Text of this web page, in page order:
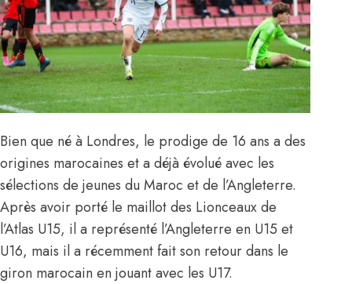
Bien que né à Londres, le prodige de 16 ans a des
origines marocaines et a déjà évolué avec les
sélections de jeunes du Maroc et de l’Angleterre.
Après avoir porté le maillot des Lionceaux de
l’Atlas U15, il a représenté l’Angleterre en U15 et
U16, mais il a récemment fait son retour dans le
giron marocain en jouant avec les U17.